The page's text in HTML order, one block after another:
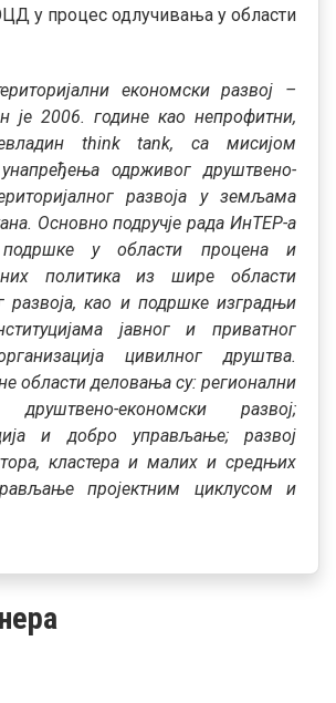
у процес одлучивања у области
економски развој –
је 2006. године као непрофитни,
think tank,са мисијом
одрживог друштвено-
развоја у земљама
Основно подручје рада ИнТЕР-а
у области процена и
политика из шире области
развоја, као и подршке изградњи
јавног и приватног
цивилног друштва.
области деловања су: регионални
економски развој;
и добро управљање; развој
кластера и малих и средњих
пројектним циклусом и